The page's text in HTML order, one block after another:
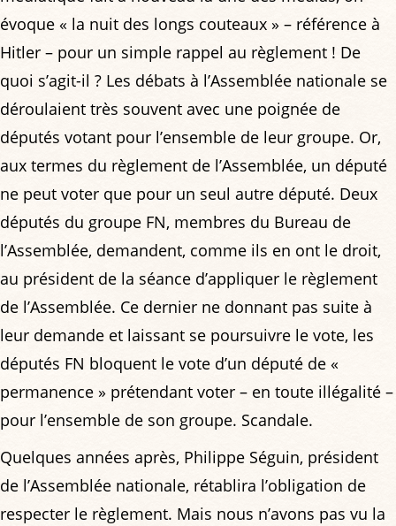
évoque « la nuit des longs couteaux » – référence à
Hitler – pour un simple rappel au règlement ! De
quoi s’agit-il ? Les débats à l’Assemblée nationale se
déroulaient très souvent avec une poignée de
députés votant pour l’ensemble de leur groupe. Or,
aux termes du règlement de l’Assemblée, un député
ne peut voter que pour un seul autre député. Deux
députés du groupe FN, membres du Bureau de
l’Assemblée, demandent, comme ils en ont le droit,
au président de la séance d’appliquer le règlement
de l’Assemblée. Ce dernier ne donnant pas suite à
leur demande et laissant se poursuivre le vote, les
députés FN bloquent le vote d’un député de «
permanence » prétendant voter – en toute illégalité –
pour l’ensemble de son groupe. Scandale.
Quelques années après, Philippe Séguin, président
de l’Assemblée nationale, rétablira l’obligation de
respecter le règlement. Mais nous n’avons pas vu la